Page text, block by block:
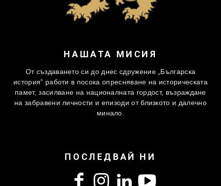
НАШАТА МИСИЯ
От създаването си до днес сдружение „Българска
история” работи в посока опресняване на историческата
памет, засилване на националната гордост, възраждане
на забравени личности и епизоди от близкото и далечно
минало.
ПОСЛЕДВАЙ НИ